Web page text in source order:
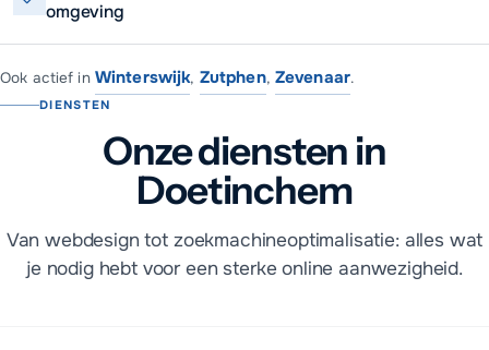
omgeving
Ook actief in Winterswijk, Zutphen, Zevenaar.
DIENSTEN
Onze diensten in
Doetinchem
Van webdesign tot zoekmachineoptimalisatie: alles wat
je nodig hebt voor een sterke online aanwezigheid.